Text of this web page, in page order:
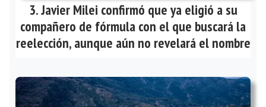
Javier Milei confirmó que ya eligió a su
compañero de fórmula con el que buscará la
reelección, aunque aún no revelará el nombre